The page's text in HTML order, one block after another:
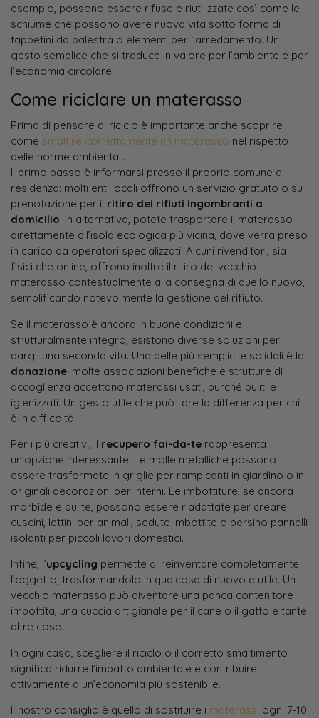
esempio, possono essere rifuse e riutilizzate così come le
schiume che possono avere nuova vita sotto forma di
tappetini da palestra o elementi per l’arredamento. Un
gesto semplice che si traduce in valore per l’ambiente e per
l’economia circolare.
Come riciclare un materasso
Prima di pensare al riciclo è importante anche scoprire
come smaltire correttamente un materasso nel rispetto
delle norme ambientali.
Il primo passo è informarsi presso il proprio comune di
residenza: molti enti locali offrono un servizio gratuito o su
prenotazione per il ritiro dei rifiuti ingombranti a
domicilio. In alternativa, potete trasportare il materasso
direttamente all’isola ecologica più vicina, dove verrà preso
in carico da operatori specializzati. Alcuni rivenditori, sia
fisici che online, offrono inoltre il ritiro del vecchio
materasso contestualmente alla consegna di quello nuovo,
semplificando notevolmente la gestione del rifiuto.
Se il materasso è ancora in buone condizioni e
strutturalmente integro, esistono diverse soluzioni per
dargli una seconda vita. Una delle più semplici e solidali è la
donazione: molte associazioni benefiche e strutture di
accoglienza accettano materassi usati, purché puliti e
igienizzati. Un gesto utile che può fare la differenza per chi
è in difficoltà.
Per i più creativi, il recupero fai-da-te rappresenta
un’opzione interessante. Le molle metalliche possono
essere trasformate in griglie per rampicanti in giardino o in
originali decorazioni per interni. Le imbottiture, se ancora
morbide e pulite, possono essere riadattate per creare
cuscini, lettini per animali, sedute imbottite o persino pannelli
isolanti per piccoli lavori domestici.
Infine, l’upcycling permette di reinventare completamente
l’oggetto, trasformandolo in qualcosa di nuovo e utile. Un
vecchio materasso può diventare una panca contenitore
imbottita, una cuccia artigianale per il cane o il gatto e tante
altre cose.
In ogni caso, scegliere il riciclo o il corretto smaltimento
significa ridurre l’impatto ambientale e contribuire
attivamente a un’economia più sostenibile.
Il nostro consiglio è quello di sostituire i materassi ogni 7-10